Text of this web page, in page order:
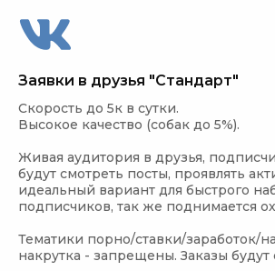
Заявки в друзья "Стандарт"
Скорость до 5к в сутки.
Высокое качество (собак до 5%).
Живая аудитория в друзья,
будут смотреть посты, проявлять
идеальный вариант для быстрого
подписчиков, так же поднимается
Тематики порно/ставки/заработок/
накрутка - запрещены. Заказы будут